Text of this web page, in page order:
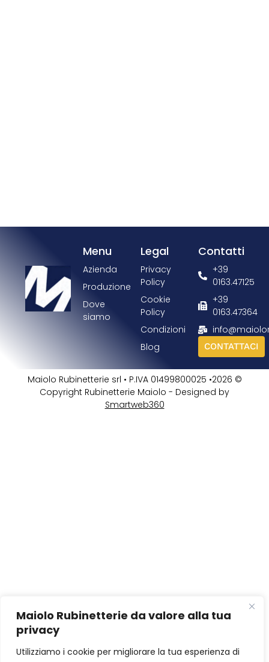
Maiolo Rubinetterie da valore alla tua
privacy
Utilizziamo i cookie per migliorare la tua esperienza di
Menu
Azienda
Produzione
Dove
siamo
Legal
Privacy
Policy
Cookie
Policy
Condizioni
Blog
Contatti
+39
0163.47125
+39
0163.47364
CONTATTACI
Maiolo Rubinetterie srl • P.IVA 01499800025 •2026 ©
Copyright Rubinetterie Maiolo - Designed by
Smartweb360